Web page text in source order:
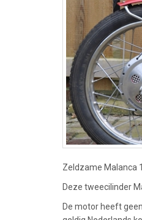
Zeldzame Malanca
Deze tweecilinder
De motor heeft